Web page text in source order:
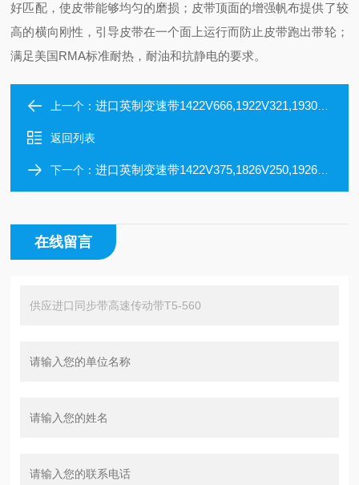
好匹配，使皮带能够均匀的磨损；皮带顶面的增强帆布提供了较
高的横向刚性，引导皮带在一个面上运行而防止皮带跑出带轮；
满足美国RMA标准耐热，耐油和抗静电的要求。
上一个：进口英制变速带1422V666,1922V321,1930V400,2322V421,2530V670
返回列表
下一个：进口英制变速带1422V375,1826V250,1926V407,2230V384,2530V530
在线留言